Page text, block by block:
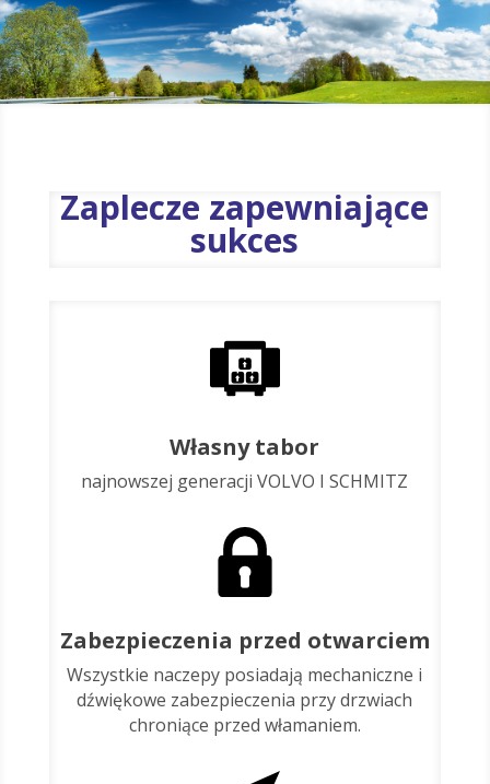
Zaplecze zapewniające
sukces
Własny tabor
najnowszej generacji VOLVO I SCHMITZ
Zabezpieczenia przed otwarciem
Wszystkie naczepy posiadają mechaniczne i
dźwiękowe zabezpieczenia przy drzwiach
chroniące przed włamaniem.